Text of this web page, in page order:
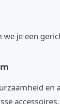
je een
en